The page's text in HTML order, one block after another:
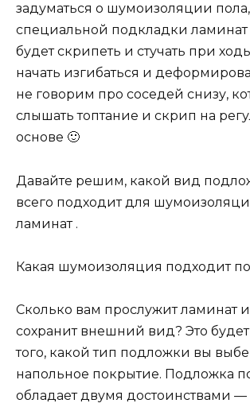
задуматься о шумоизоляции пола,
специальной подкладки ламинат
будет скрипеть и стучать при
начать изгибаться и
не говорим про соседей снизу,
слышать топтание и скрип на
основе 🙂
Давайте решим, какой вид
всего подходит для
ламинат .
Какая шумоизоляция подходит
Сколько вам прослужит ламинат
сохранит внешний вид? Это будет
того, какой тип подложки вы
напольное покрытие. Подложка
обладает двумя достоинствами